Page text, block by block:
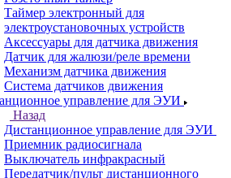
Таймер электронный для
электроустановочных устройств
Аксессуары для датчика движения
Датчик для жалюзи/реле времени
Механизм датчика движения
Система датчиков движения
управление для ЭУИ
Назад
Дистанционное управление для ЭУИ
Приемник радиосигнала
Выключатель инфракрасный
Передатчик/пульт дистанционного